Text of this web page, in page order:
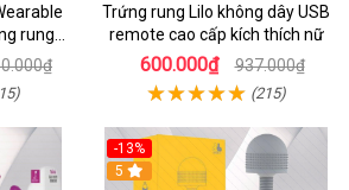
rung
Trứng rung Lilo không dây USB
remote cao cấp kích thích nữ
600.000₫ 937.000₫
(215)
-13%
5